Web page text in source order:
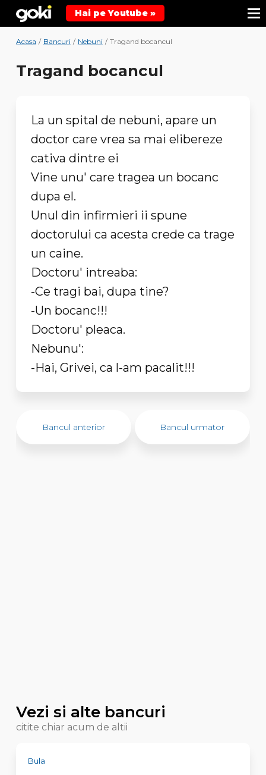
Hai pe Youtube »
Acasa / Bancuri / Nebuni / Tragand bocancul
Tragand bocancul
La un spital de nebuni, apare un
doctor care vrea sa mai elibereze
cativa dintre ei
Vine unu' care tragea un bocanc
dupa el.
Unul din infirmieri ii spune
doctorului ca acesta crede ca trage
un caine.
Doctoru' intreaba:
-Ce tragi bai, dupa tine?
-Un bocanc!!!
Doctoru' pleaca.
Nebunu':
-Hai, Grivei, ca l-am pacalit!!!
Bancul anterior Bancul urmator
Vezi si alte bancuri
citite chiar acum de altii
Bula